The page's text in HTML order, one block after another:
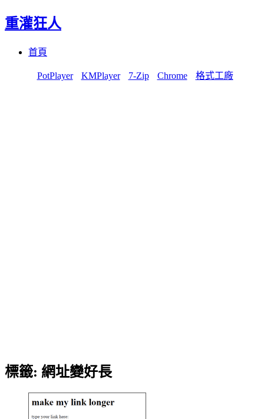
重灌狂人
首頁
PotPlayer KMPlayer 7-Zip Chrome 格式工廠
標籤: 網址變好長